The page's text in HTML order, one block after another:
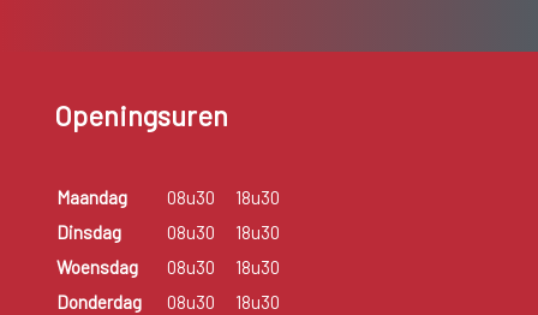
Openingsuren
Maandag 08u30
18u30
Dinsdag
08u30
18u30
Woensdag
08u30
18u30
Donderdag
08u30
18u30